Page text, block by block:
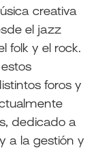
creativa
el jazz
folk y el rock.
foros y
dedicado a
a la gestión y